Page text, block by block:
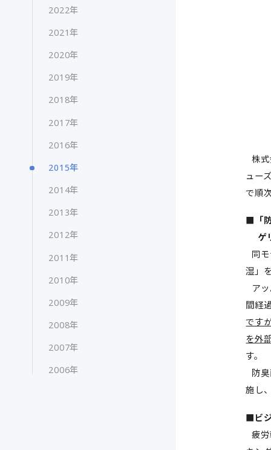
2022年
2021年
2020年
2019年
2018年
2017年
2016年
2015年
2014年
2013年
2012年
2011年
2010年
2009年
2008年
2007年
2006年
株
ュー
で順
■「
ゲ
同
湿」
ア
間経
です
を外
す。
防
施し
■ビ
疲